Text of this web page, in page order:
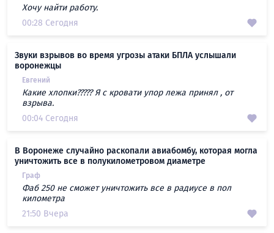
Хочу найти работу.
00:28 Сегодня
Звуки взрывов во время угрозы атаки БПЛА услышали
воронежцы
Евгений
Какие хлопки????? Я с кровати упор лежа принял , от
взрыва.
00:04 Сегодня
В Воронеже случайно раскопали авиабомбу, которая могла
уничтожить все в полукилометровом диаметре
Граф
Фаб 250 не сможет уничтожить все в радиусе в пол
километра
21:50 Вчера